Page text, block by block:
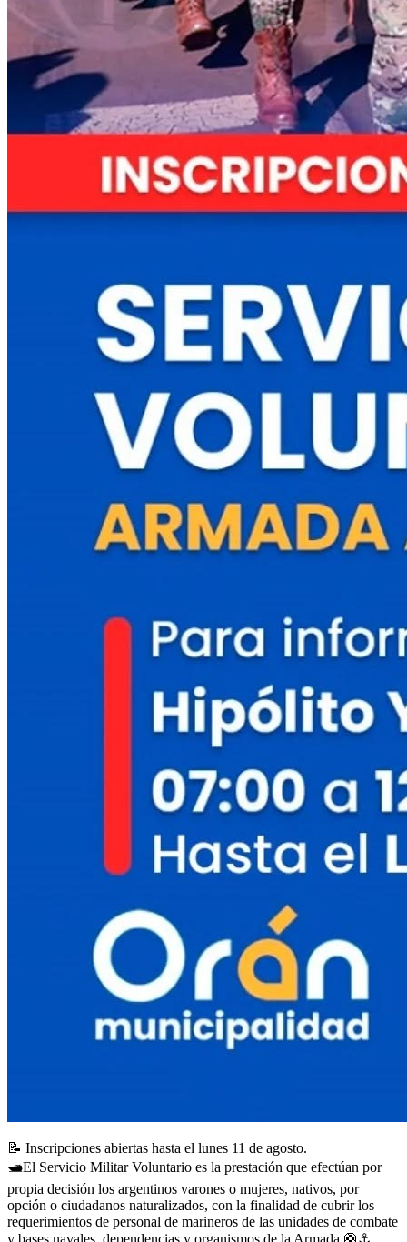
📝 Inscripciones abiertas hasta el lunes 11 de agosto.
🛥️El Servicio Militar Voluntario es la prestación que efectúan por
propia decisión los argentinos varones o mujeres, nativos, por
opción o ciudadanos naturalizados, con la finalidad de cubrir los
requerimientos de personal de marineros de las unidades de combate
y bases navales, dependencias y organismos de la Armada. 🛟⚓